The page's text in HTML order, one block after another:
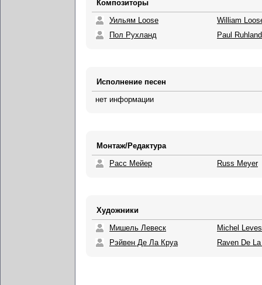
Композиторы
Уильям Loose
William
Пол Рухланд
Paul Ruhland
Исполнение песен
нет информации
Монтаж/Редактура
Расс Мейер
Russ Meyer
Художники
Мишель Левеск
Michel
Рэйвен Де Ла Круа
Raven De